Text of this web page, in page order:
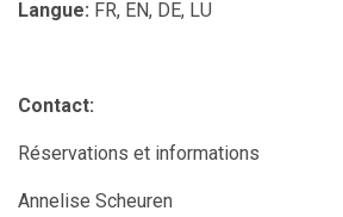
Langue: FR, EN, DE, LU
Contact:
Réservations et informations
Annelise Scheuren